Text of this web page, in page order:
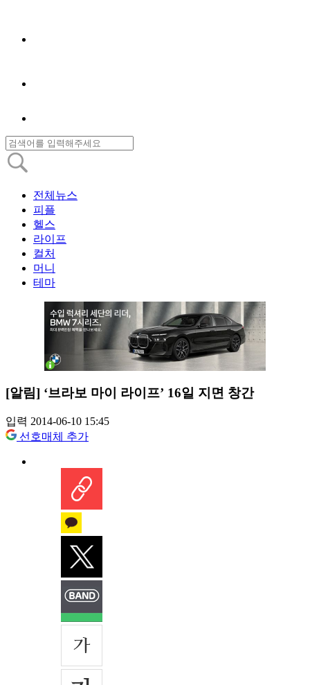
전체뉴스
피플
헬스
라이프
컬처
머니
테마
[알림] ‘브라보 마이 라이프’ 16일 지면 창간
입력 2014-06-10 15:45
선호매체 추가